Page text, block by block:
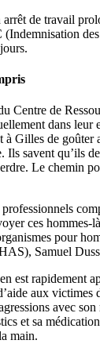
de travail
Centre de
dans
à Gilles de
Ils savent qu’ils
Le chemin
ces hommes-
pour
Samuel
est rapidement
aux
avec
et sa
main.